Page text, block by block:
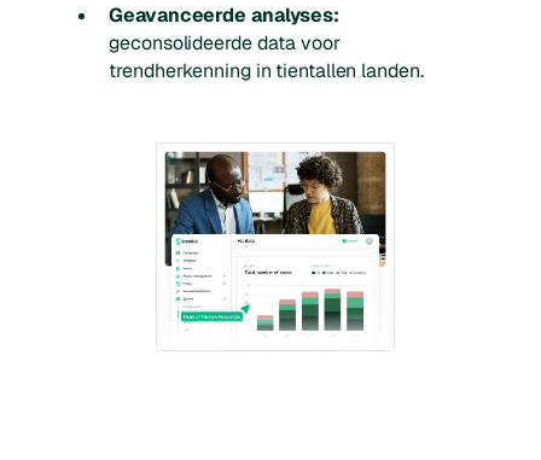
Geavanceerde analyses:
geconsolideerde data voor
trendherkenning in tientallen landen.